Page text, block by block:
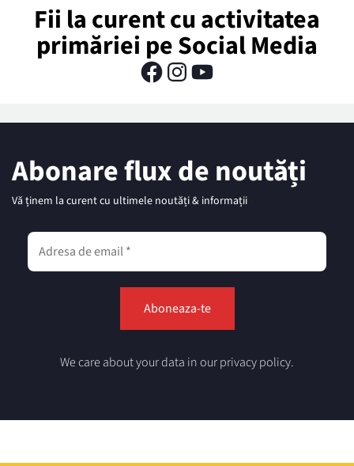
Fii la curent cu activitatea
primăriei pe Social Media
Abonare flux de noutăți
Vă ținem la curent cu ultimele noutăți & informații
We care about your data in our privacy policy.